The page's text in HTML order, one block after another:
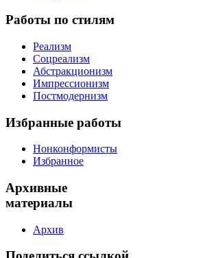
Работы по стилям
Реализм
Соцреализм
Абстракционизм
Импрессионизм
Постмодернизм
Избранные работы
Нонконформисты
Избранное
Архивные
материалы
Архив